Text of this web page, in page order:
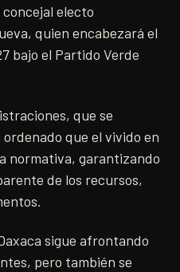
electo
quien encabezará el
bajo el Partido Verde
que se
que el vivido en
normativa, garantizando
de los recursos,
sigue afrontando
pero también se